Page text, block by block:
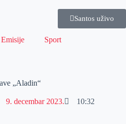
Santos uživo
Emisije Sport
„Aladin“
9. decembar 2023. 10:32